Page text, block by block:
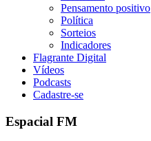
Pensamento positivo
Política
Sorteios
Indicadores
Flagrante Digital
Vídeos
Podcasts
Cadastre-se
Espacial FM